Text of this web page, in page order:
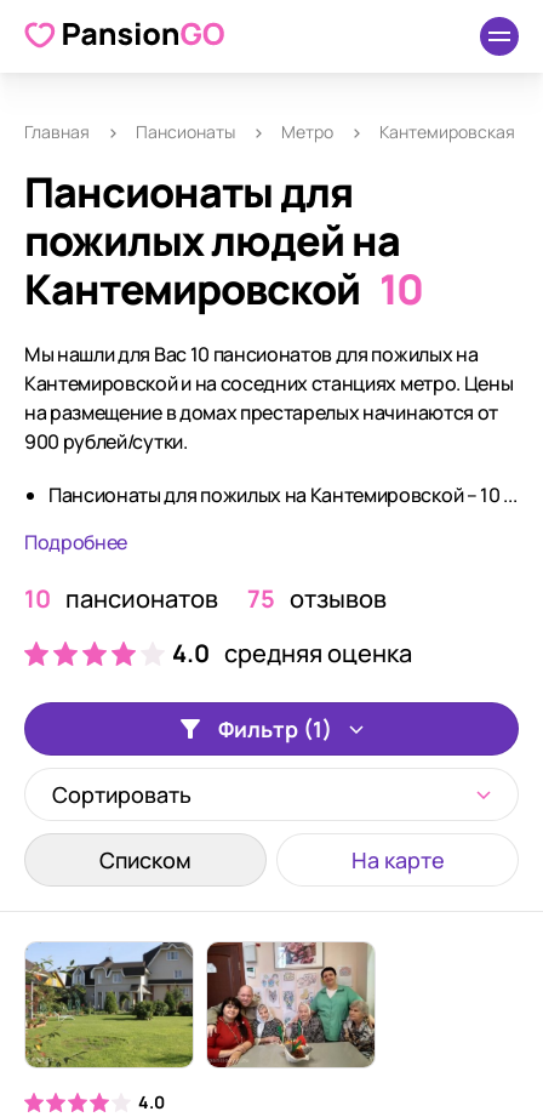
Главная Пансионаты Метро Кантемировская
Пансионаты для
пожилых людей на
Кантемировской 10
Мы нашли для Вас 10 пансионатов для пожилых на
Кантемировской и на соседних станциях метро. Цены
на размещение в домах престарелых начинаются от
900 рублей/сутки.
Пансионаты для пожилых на Кантемировской – 10 ...
Подробнее
10 пансионатов 75 отзывов
4.0 средняя оценка
Фильтр (1)
Сортировать
Списком На карте
4.0